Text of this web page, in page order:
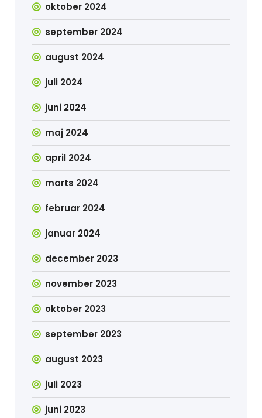
oktober 2024
september 2024
august 2024
juli 2024
juni 2024
maj 2024
april 2024
marts 2024
februar 2024
januar 2024
december 2023
november 2023
oktober 2023
september 2023
august 2023
juli 2023
juni 2023